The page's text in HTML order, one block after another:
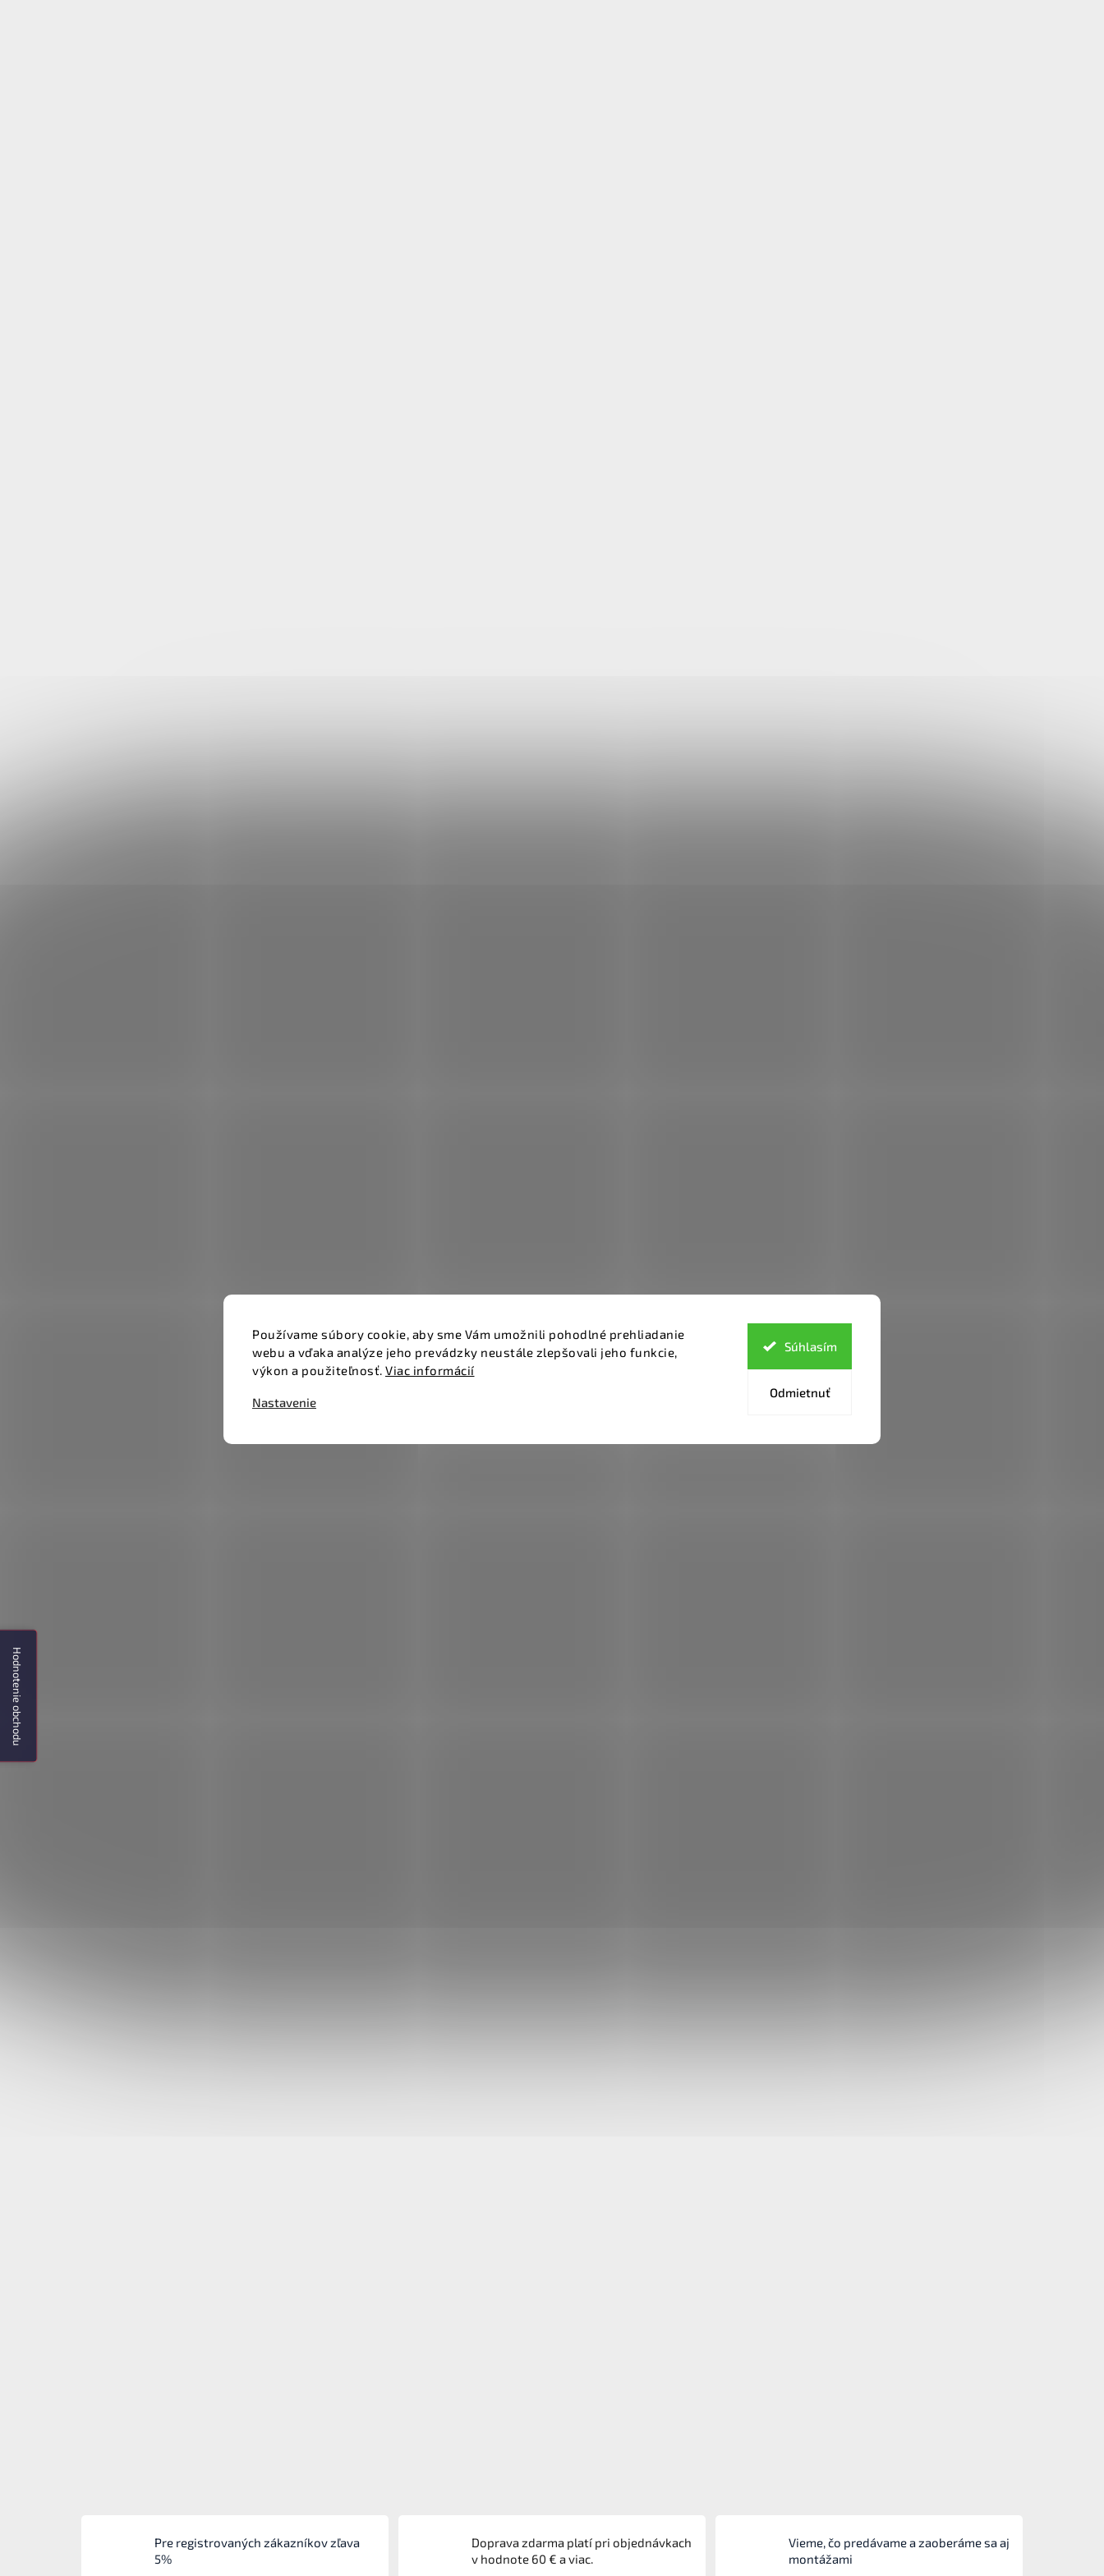
Používame súbory cookie, aby sme Vám umožnili pohodlné prehliadanie
webu a vďaka analýze jeho prevádzky neustále zlepšovali jeho funkcie,
výkon a použiteľnosť. Viac informácií
Nastavenie
Odmietnuť
Súhlasím
Hodnotenie obchodu
Pre registrovaných zákazníkov zľava
5%
Doprava zdarma platí pri objednávkach
v hodnote 60 € a viac.
Vieme, čo predávame a zaoberáme sa aj
montážami